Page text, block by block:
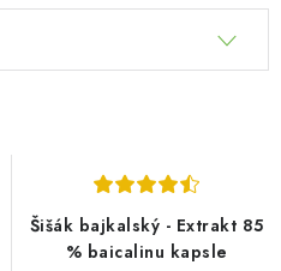
Šišák bajkalský - Extrakt 85
% baicalinu kapsle